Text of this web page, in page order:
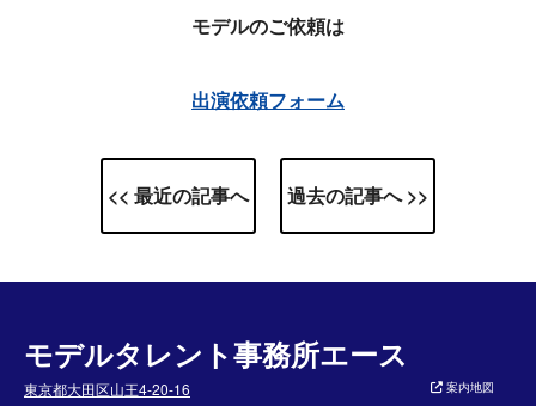
モデルのご依頼は
出演依頼フォーム
<< 最近の記事へ 過去の記事へ >>
モデルタレント事務所エース
東京都大田区山王4-20-16
案内地図